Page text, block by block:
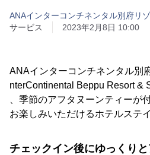
ANAインターコンチネンタル別府リ
サービス
2023年2月8日 10:00
ANAインターコンチネンタル別
nterContinental Beppu Resort &
、季節のアフタヌーンティーが
お楽しみいただけるホテルステ
チェックイン後にゆっくり